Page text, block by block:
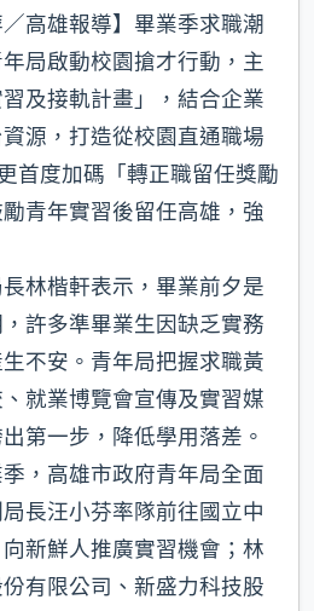
／高雄報導】畢業季求職潮
局啟動校園搶才行動，主
及接軌計畫」，結合企業
源，打造從校園直通職場
首度加碼「轉正職留任獎勵
青年實習後留任高雄，強
林楷軒表示，畢業前夕是
許多準畢業生因缺乏實務
不安。青年局把握求職黃
就業博覽會宣傳及實習媒
第一步，降低學用落差。
，高雄市政府青年局全面
長汪小芬率隊前往國立中
新鮮人推廣實習機會；林
有限公司、新盛力科技股